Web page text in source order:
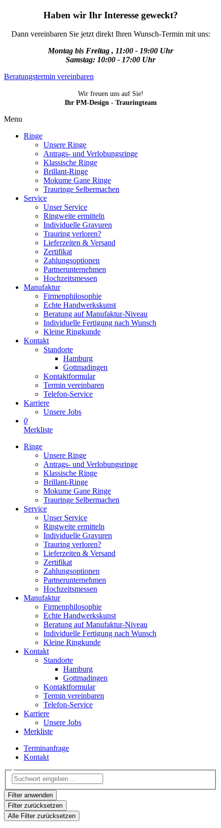
Haben wir Ihr Interesse geweckt?
Dann vereinbaren Sie jetzt direkt Ihren Wunsch-Termin mit uns:
Montag bis Freitag , 11:00 - 19:00 Uhr
Samstag: 10:00 - 17:00 Uhr
Beratungstermin vereinbaren
Wir freuen uns auf Sie!
Ihr PM-Design - Trauringteam
Menu
Ringe
Unsere Ringe
Antrags- und Verlobungsringe
Klassische Ringe
Brillant-Ringe
Mokume Gane Ringe
Trauringe Selbermachen
Service
Unser Service
Ringweite ermitteln
Individuelle Gravuren
Trauring verloren?
Lieferzeiten & Versand
Zertifikat
Zahlungsoptionen
Partnerunternehmen
Hochzeitsmessen
Manufaktur
Firmenphilosophie
Echte Handwerkskunst
Beratung auf Manufaktur-Niveau
Individuelle Fertigung nach Wunsch
Kleine Ringkunde
Kontakt
Standorte
Hamburg
Gottmadingen
Kontaktformular
Termin vereinbaren
Telefon-Service
Karriere
Unsere Jobs
0
Merkliste
Ringe
Unsere Ringe
Antrags- und Verlobungsringe
Klassische Ringe
Brillant-Ringe
Mokume Gane Ringe
Trauringe Selbermachen
Service
Unser Service
Ringweite ermitteln
Individuelle Gravuren
Trauring verloren?
Lieferzeiten & Versand
Zertifikat
Zahlungsoptionen
Partnerunternehmen
Hochzeitsmessen
Manufaktur
Firmenphilosophie
Echte Handwerkskunst
Beratung auf Manufaktur-Niveau
Individuelle Fertigung nach Wunsch
Kleine Ringkunde
Kontakt
Standorte
Hamburg
Gottmadingen
Kontaktformular
Termin vereinbaren
Telefon-Service
Karriere
Unsere Jobs
Merkliste
Terminanfrage
Kontakt
Filter anwenden
Filter zurücksetzen
Alle Filter zurücksetzen